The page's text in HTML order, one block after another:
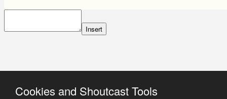
Insert
Cookies and Shoutcast Tools